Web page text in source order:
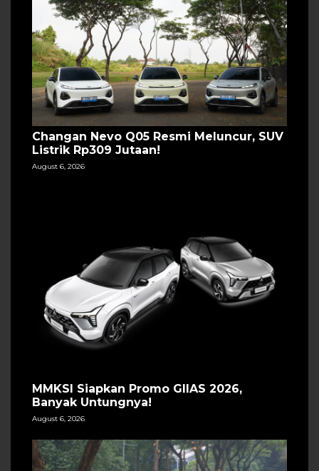
Changan Nevo Q05 Resmi Meluncur, SUV
Listrik Rp309 Jutaan!
August 6, 2026
MMKSI Siapkan Promo GIIAS 2026,
Banyak Untungnya!
August 6, 2026